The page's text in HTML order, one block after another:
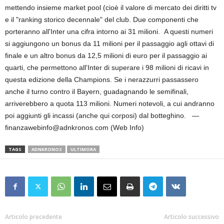
mettendo insieme market pool (cioè il valore di mercato dei diritti tv
e il "ranking storico decennale" del club. Due componenti che
porteranno all'Inter una cifra intorno ai 31 milioni. A questi numeri
si aggiungono un bonus da 11 milioni per il passaggio agli ottavi di
finale e un altro bonus da 12,5 milioni di euro per il passaggio ai
quarti, che permettono all'Inter di superare i 98 milioni di ricavi in
questa edizione della Champions. Se i nerazzurri passassero
anche il turno contro il Bayern, guadagnando le semifinali,
arriverebbero a quota 113 milioni. Numeri notevoli, a cui andranno
poi aggiunti gli incassi (anche qui corposi) dal botteghino. —
finanzawebinfo@adnkronos.com (Web Info)
TAGS ADNKRONOS ULTIMORA
Articolo precedente Articolo successivo